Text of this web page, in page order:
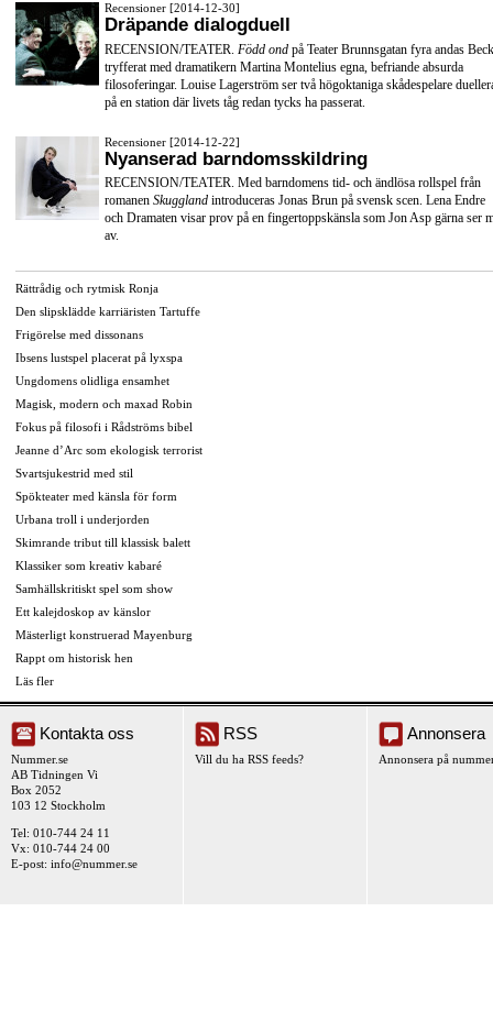
Recensioner [2014-12-30]
Dräpande dialogduell
RECENSION/TEATER. Född ond på Teater Brunnsgatan fyra andas
tryfferat med dramatikern Martina Montelius egna, befriande absurda
filosoferingar. Louise Lagerström ser två högoktaniga skådespelare
på en station där livets tåg redan tycks ha passerat.
Recensioner [2014-12-22]
Nyanserad barndomsskildring
RECENSION/TEATER. Med barndomens tid- och ändlösa rollspel från
romanen Skuggland introduceras Jonas Brun på svensk scen. Lena Endre
och Dramaten visar prov på en fingertoppskänsla som Jon Asp gärna ser
av.
Rättrådig och rytmisk Ronja
Den slipsklädde karriäristen Tartuffe
Frigörelse med dissonans
Ibsens lustspel placerat på lyxspa
Ungdomens olidliga ensamhet
Magisk, modern och maxad Robin
Fokus på filosofi i Rådströms bibel
Jeanne d’Arc som ekologisk terrorist
Svartsjukestrid med stil
Spökteater med känsla för form
Urbana troll i underjorden
Skimrande tribut till klassisk balett
Klassiker som kreativ kabaré
Samhällskritiskt spel som show
Ett kalejdoskop av känslor
Mästerligt konstruerad Mayenburg
Rappt om historisk hen
Läs fler
Kontakta oss
Nummer.se
AB Tidningen Vi
Box 2052
103 12 Stockholm
Tel: 010-744 24 11
Vx: 010-744 24 00
E-post: info@nummer.se
RSS
Vill du ha RSS feeds?
Annonsera
Annonsera på